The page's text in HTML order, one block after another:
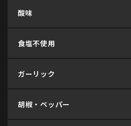
酸味
食塩不使用
ガーリック
胡椒・ペッパー